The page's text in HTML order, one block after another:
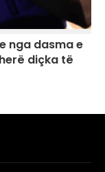
nga dasma e
diçka të